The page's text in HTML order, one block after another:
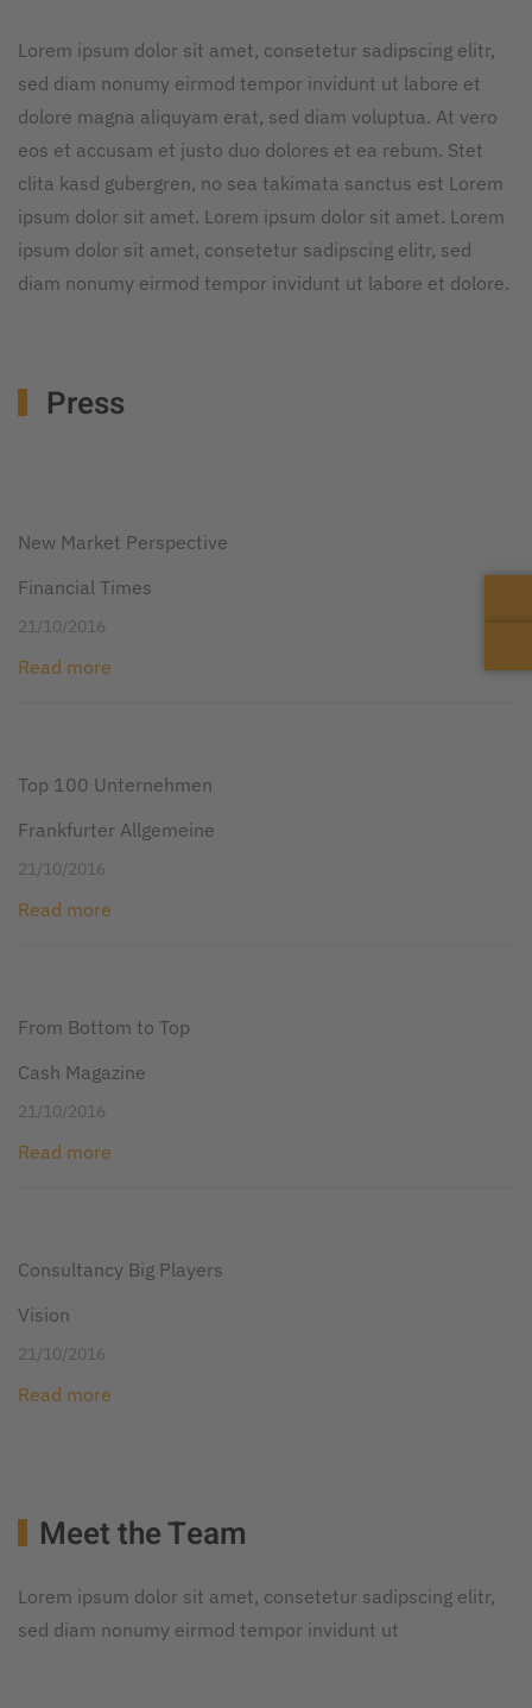
Lorem ipsum dolor sit amet, consetetur sadipscing elitr,
sed diam nonumy eirmod tempor invidunt ut labore et
dolore magna aliquyam erat, sed diam voluptua. At vero
eos et accusam et justo duo dolores et ea rebum. Stet
clita kasd gubergren, no sea takimata sanctus est Lorem
ipsum dolor sit amet. Lorem ipsum dolor sit amet. Lorem
ipsum dolor sit amet, consetetur sadipscing elitr, sed
diam nonumy eirmod tempor invidunt ut labore et dolore.
Press
New Market Perspective
Financial Times
21/10/2016
Read more
Top 100 Unternehmen
Frankfurter Allgemeine
21/10/2016
Read more
From Bottom to Top
Cash Magazine
21/10/2016
Read more
Consultancy Big Players
Vision
21/10/2016
Read more
Meet the Team
Lorem ipsum dolor sit amet, consetetur sadipscing elitr,
sed diam nonumy eirmod tempor invidunt ut